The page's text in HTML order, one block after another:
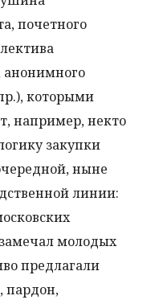
почетного
анонимного
которыми
например, некто
закупки
ныне
линии:
молодых
предлагали
пардон,